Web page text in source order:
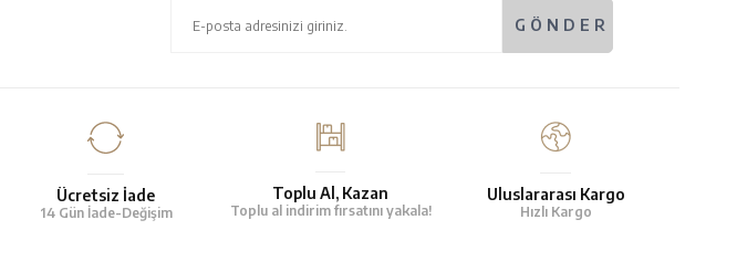
Ücretsiz İade
14 Gün İade-Değişim
Toplu Al, Kazan
Toplu al indirim fırsatını yakala!
Uluslararası Kargo
Hızlı Kargo